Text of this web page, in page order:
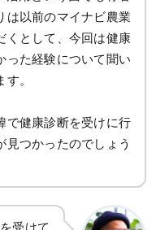
は以前のマイナビ農業
くとして、今回は健康
った経験について聞い
。
で健康診断を受けに行
見つかったのでしょう
受けて